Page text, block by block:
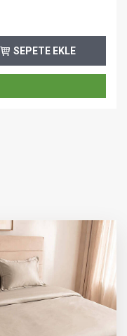
SEPETE EKLE